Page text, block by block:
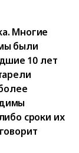
Многие
были
10 лет
сроки их